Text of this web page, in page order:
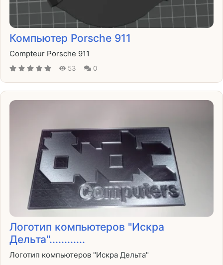
Компьютер Porsche 911
Compteur Porsche 911
53 0
Логотип компьютеров "Искра
Дельта"............
Логотип компьютеров "Искра Дельта"